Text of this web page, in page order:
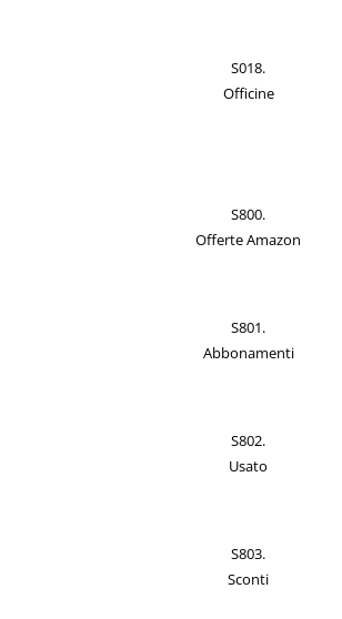
S018.
Officine
S800.
Offerte Amazon
S801.
Abbonamenti
S802.
Usato
S803.
Sconti